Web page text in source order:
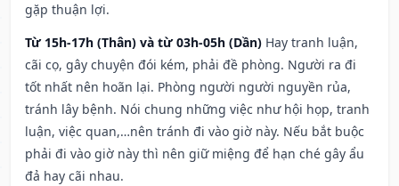
gặp thuận lợi.
Từ 15h-17h (Thân) và từ 03h-05h (Dần) Hay tranh luận,
cãi cọ, gây chuyện đói kém, phải đề phòng. Người ra đi
tốt nhất nên hoãn lại. Phòng người người nguyền rủa,
tránh lây bệnh. Nói chung những việc như hội họp, tranh
luận, việc quan,…nên tránh đi vào giờ này. Nếu bắt buộc
phải đi vào giờ này thì nên giữ miệng để hạn ché gây ẩu
đả hay cãi nhau.